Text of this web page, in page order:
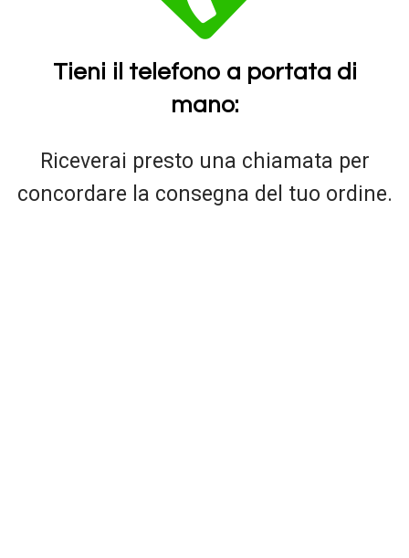
Tieni il telefono a portata di
mano:
Riceverai presto una chiamata per
concordare la consegna del tuo ordine.